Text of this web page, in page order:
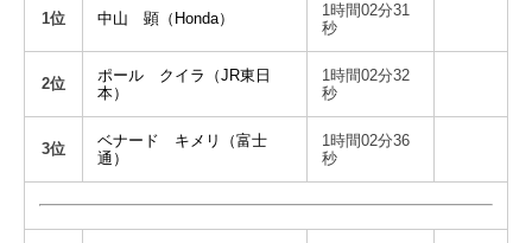
1位 中山 顕（Honda）
1時間02分31
秒
2位
ポール クイラ（JR東日
本）
1時間02分32
秒
3位
ベナード キメリ（富士
通）
1時間02分36
秒